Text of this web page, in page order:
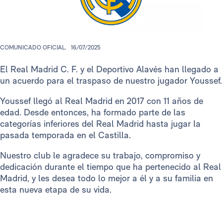
COMUNICADO OFICIAL. 16/07/2025
El Real Madrid C. F. y el Deportivo Alavés han llegado a
un acuerdo para el traspaso de nuestro jugador Youssef.
Youssef llegó al Real Madrid en 2017 con 11 años de
edad. Desde entonces, ha formado parte de las
categorías inferiores del Real Madrid hasta jugar la
pasada temporada en el Castilla.
Nuestro club le agradece su trabajo, compromiso y
dedicación durante el tiempo que ha pertenecido al Real
Madrid, y les desea todo lo mejor a él y a su familia en
esta nueva etapa de su vida.